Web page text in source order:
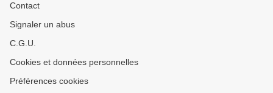
Contact
Signaler un abus
C.G.U.
Cookies et données personnelles
Préférences cookies